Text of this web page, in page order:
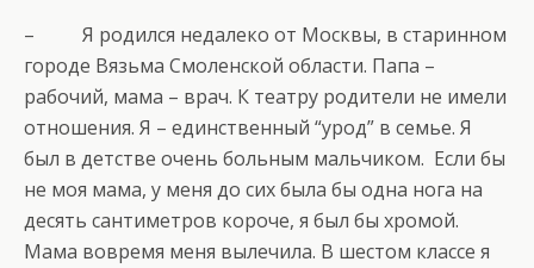
– Я родился недалеко от Москвы, в старинном
городе Вязьма Смоленской области. Папа –
рабочий, мама – врач. К театру родители не имели
отношения. Я – единственный “урод” в семье. Я
был в детстве очень больным мальчиком. Если бы
не моя мама, у меня до сих была бы одна нога на
десять сантиметров короче, я был бы хромой.
Мама вовремя меня вылечила. В шестом классе я